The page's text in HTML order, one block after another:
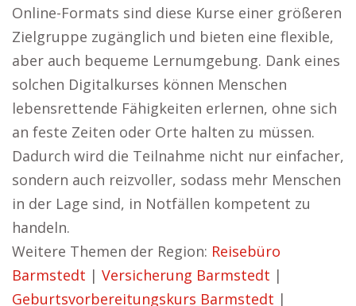
Online-Formats sind diese Kurse einer größeren
Zielgruppe zugänglich und bieten eine flexible,
aber auch bequeme Lernumgebung. Dank eines
solchen Digitalkurses können Menschen
lebensrettende Fähigkeiten erlernen, ohne sich
an feste Zeiten oder Orte halten zu müssen.
Dadurch wird die Teilnahme nicht nur einfacher,
sondern auch reizvoller, sodass mehr Menschen
in der Lage sind, in Notfällen kompetent zu
handeln.
Weitere Themen der Region: Reisebüro
Barmstedt | Versicherung Barmstedt |
Geburtsvorbereitungskurs Barmstedt |